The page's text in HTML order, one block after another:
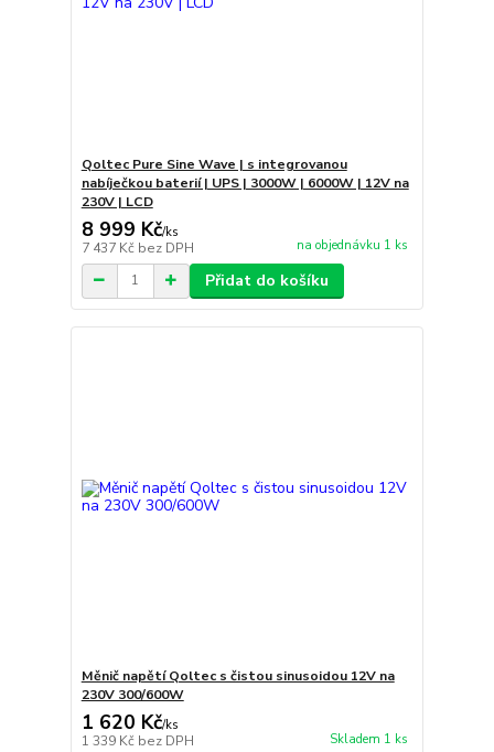
Qoltec Pure Sine Wave | s integrovanou
nabíječkou baterií | UPS | 3000W | 6000W | 12V na
230V | LCD
8 999 Kč/ks
7 437 Kč bez DPH na objednávku 1 ks
Přidat do košíku
Měnič napětí Qoltec s čistou sinusoidou 12V na
230V 300/600W
1 620 Kč/ks
1 339 Kč bez DPH Skladem 1 ks